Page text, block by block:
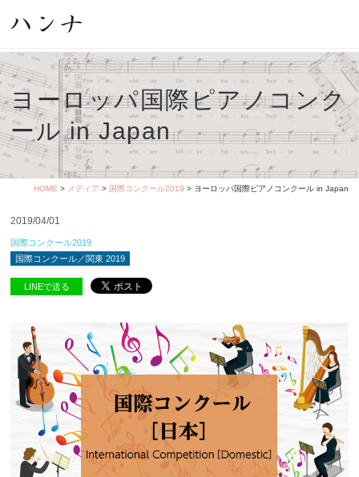
ヨーロッパ国際ピアノコンク
ール in Japan
HOME > メディア > 国際コンクール2019 > ヨーロッパ国際ピアノコンクール in Japan
2019/04/01
国際コンクール2019
国際コンクール／関東 2019
LINEで送る